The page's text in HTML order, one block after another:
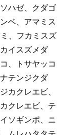
ハゼ、クダゴ
ベ、アマミス
、フカミスズ
イスズメダ
、トサヤッコ
テンジクダ
カクレエビ、
クレエビ、テ
ソギンポ、ニ